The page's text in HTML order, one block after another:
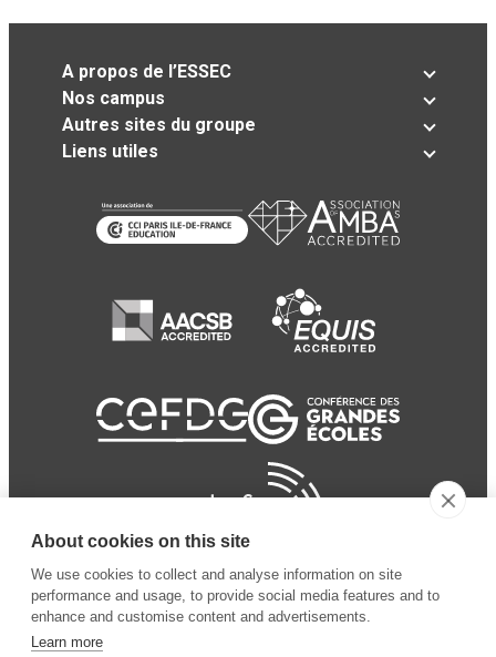
A propos de l’ESSEC
Nos campus
Autres sites du groupe
Liens utiles
About cookies on this site
We use cookies to collect and analyse information on site
performance and usage, to provide social media features and to
enhance and customise content and advertisements.
Learn more